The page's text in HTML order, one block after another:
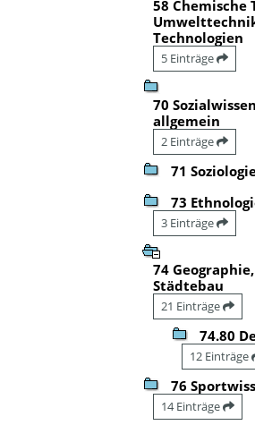
58 Chemische
Technologien
5 Einträge
70
allgemein
2 Einträge
71
73
3 Einträge
74
Städtebau
21 Einträge
74.80
12 Einträge
76
14 Einträge